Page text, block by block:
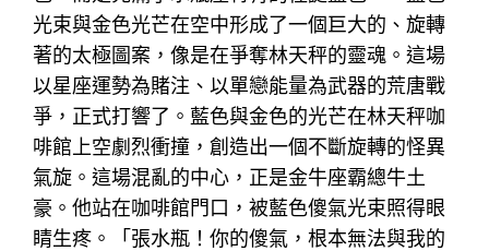
光束與金色光芒在空中形成了一個巨大的、旋轉
著的太極圖案，像是在爭奪林天秤的靈魂。這場
以星座運勢為賭注、以單戀能量為武器的荒唐戰
爭，正式打響了。藍色與金色的光芒在林天秤咖
啡館上空劇烈衝撞，創造出一個不斷旋轉的怪異
氣旋。這場混亂的中心，正是金牛座霸總牛土
豪。他站在咖啡館門口，被藍色傻氣光束照得眼
睛生疼。「張水瓶！你的傻氣，根本無法與我的